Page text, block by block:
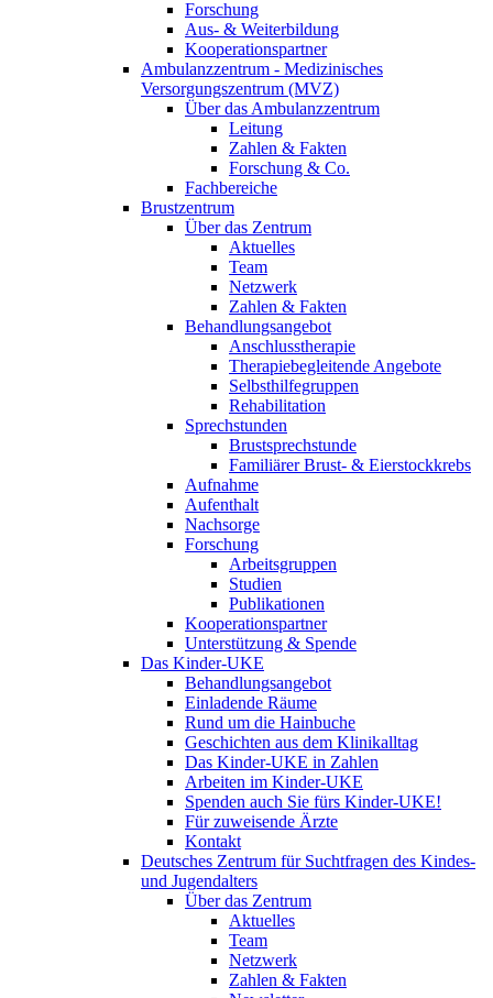
Forschung
Aus- & Weiterbildung
Kooperationspartner
Ambulanzzentrum - Medizinisches
Versorgungszentrum (MVZ)
Über das Ambulanzzentrum
Leitung
Zahlen & Fakten
Forschung & Co.
Fachbereiche
Brustzentrum
Über das Zentrum
Aktuelles
Team
Netzwerk
Zahlen & Fakten
Behandlungsangebot
Anschlusstherapie
Therapiebegleitende Angebote
Selbsthilfegruppen
Rehabilitation
Sprechstunden
Brustsprechstunde
Familiärer Brust- & Eierstockkrebs
Aufnahme
Aufenthalt
Nachsorge
Forschung
Arbeitsgruppen
Studien
Publikationen
Kooperationspartner
Unterstützung & Spende
Das Kinder-UKE
Behandlungsangebot
Einladende Räume
Rund um die Hainbuche
Geschichten aus dem Klinikalltag
Das Kinder-UKE in Zahlen
Arbeiten im Kinder-UKE
Spenden auch Sie fürs Kinder-UKE!
Für zuweisende Ärzte
Kontakt
Deutsches Zentrum für Suchtfragen des Kindes-
und Jugendalters
Über das Zentrum
Aktuelles
Team
Netzwerk
Zahlen & Fakten